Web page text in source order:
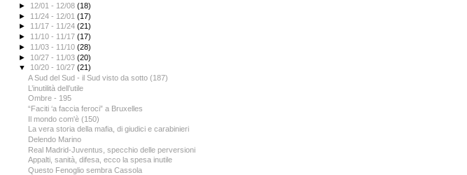
► 12/01 - 12/08(18)
► 11/24 - 12/01(17)
► 11/17 - 11/24(21)
► 11/10 - 11/17(17)
► 11/03 - 11/10(28)
► 10/27 - 11/03(20)
▼ 10/20 - 10/27(21)
A Sud del Sud - il Sud visto da sotto (187)
L’inutilità dell’utile
Ombre - 195
“Faciti ‘a faccia feroci” a Bruxelles
Il mondo com'è (150)
La vera storia della mafia, di giudici e carabinieri
Delendo Marino
Real Madrid-Juventus, specchio delle perversioni
Appalti, sanità, difesa, ecco la spesa inutile
Questo Fenoglio sembra Cassola